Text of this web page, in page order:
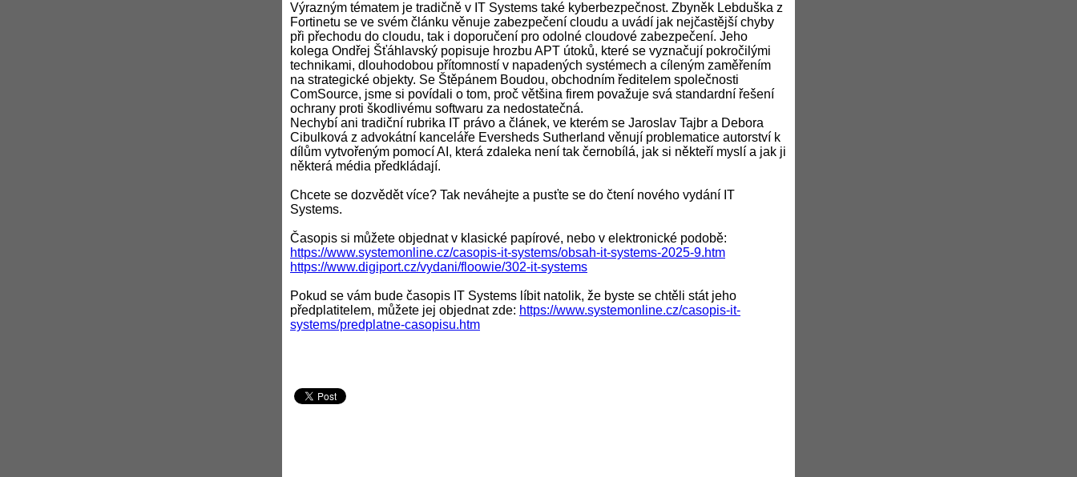
Výrazným tématem je tradičně v IT Systems také kyberbezpečnost. Zbyněk Lebduška z
Fortinetu se ve svém článku věnuje zabezpečení cloudu a uvádí jak nejčastější chyby
při přechodu do cloudu, tak i doporučení pro odolné cloudové zabezpečení. Jeho
kolega Ondřej Šťáhlavský popisuje hrozbu APT útoků, které se vyznačují pokročilými
technikami, dlouhodobou přítomností v napadených systémech a cíleným zaměřením
na strategické objekty. Se Štěpánem Boudou, obchodním ředitelem společnosti
ComSource, jsme si povídali o tom, proč většina firem považuje svá standardní řešení
ochrany proti škodlivému softwaru za nedostatečná.
Nechybí ani tradiční rubrika IT právo a článek, ve kterém se Jaroslav Tajbr a Debora
Cibulková z advokátní kanceláře Eversheds Sutherland věnují problematice autorství k
dílům vytvořeným pomocí AI, která zdaleka není tak černobílá, jak si někteří myslí a jak ji
některá média předkládají.
Chcete se dozvědět více? Tak neváhejte a pusťte se do čtení nového vydání IT
Systems.
Časopis si můžete objednat v klasické papírové, nebo v elektronické podobě:
https://www.systemonline.cz/casopis-it-systems/obsah-it-systems-2025-9.htm
https://www.digiport.cz/vydani/floowie/302-it-systems
Pokud se vám bude časopis IT Systems líbit natolik, že byste se chtěli stát jeho
předplatitelem, můžete jej objednat zde: https://www.systemonline.cz/casopis-it-
systems/predplatne-casopisu.htm